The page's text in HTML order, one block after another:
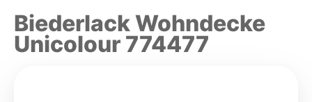
Biederlack Wohndecke
Unicolour 774477